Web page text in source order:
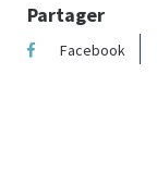
Partager
Facebook